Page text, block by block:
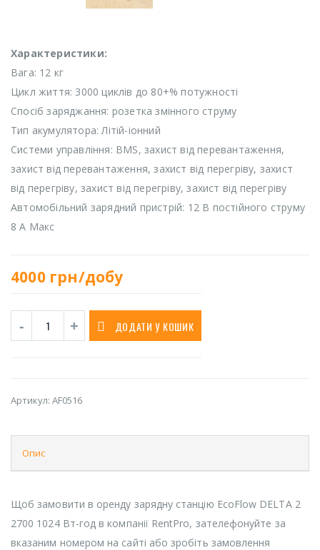
Характеристики:
Вага: 12 кг
Цикл життя: 3000 циклів до 80+% потужності
Спосіб заряджання: розетка змінного струму
Тип акумулятора: Літій-іонний
Системи управління: BMS, захист від перевантаження,
захист від перевантаження, захист від перегріву, захист
від перегріву, захист від перегріву, захист від перегріву
Автомобільний зарядний пристрій: 12 В постійного струму
8 А Макс
4000 грн/добу
ДОДАТИ У КОШИК
Артикул: AF0516
Опис
Щоб замовити в оренду зарядну станцію EcoFlow DELTA 2
2700 1024 Вт-год в компанії RentPro, зателефонуйте за
вказаним номером на сайті або зробіть замовлення